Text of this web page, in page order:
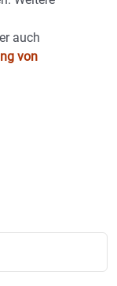
auch
von